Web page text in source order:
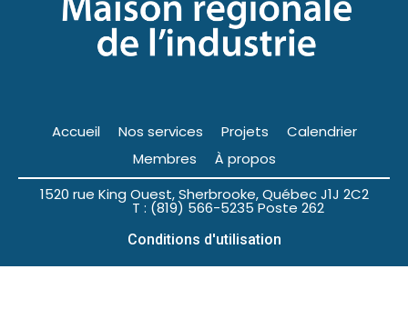
Accueil Nos services Projets
Calendrier
Membres
À propos
1520 rue King Ouest, Sherbrooke, Québec J1J 2C2
T : (819) 566-5235 Poste 262
Conditions d'utilisation